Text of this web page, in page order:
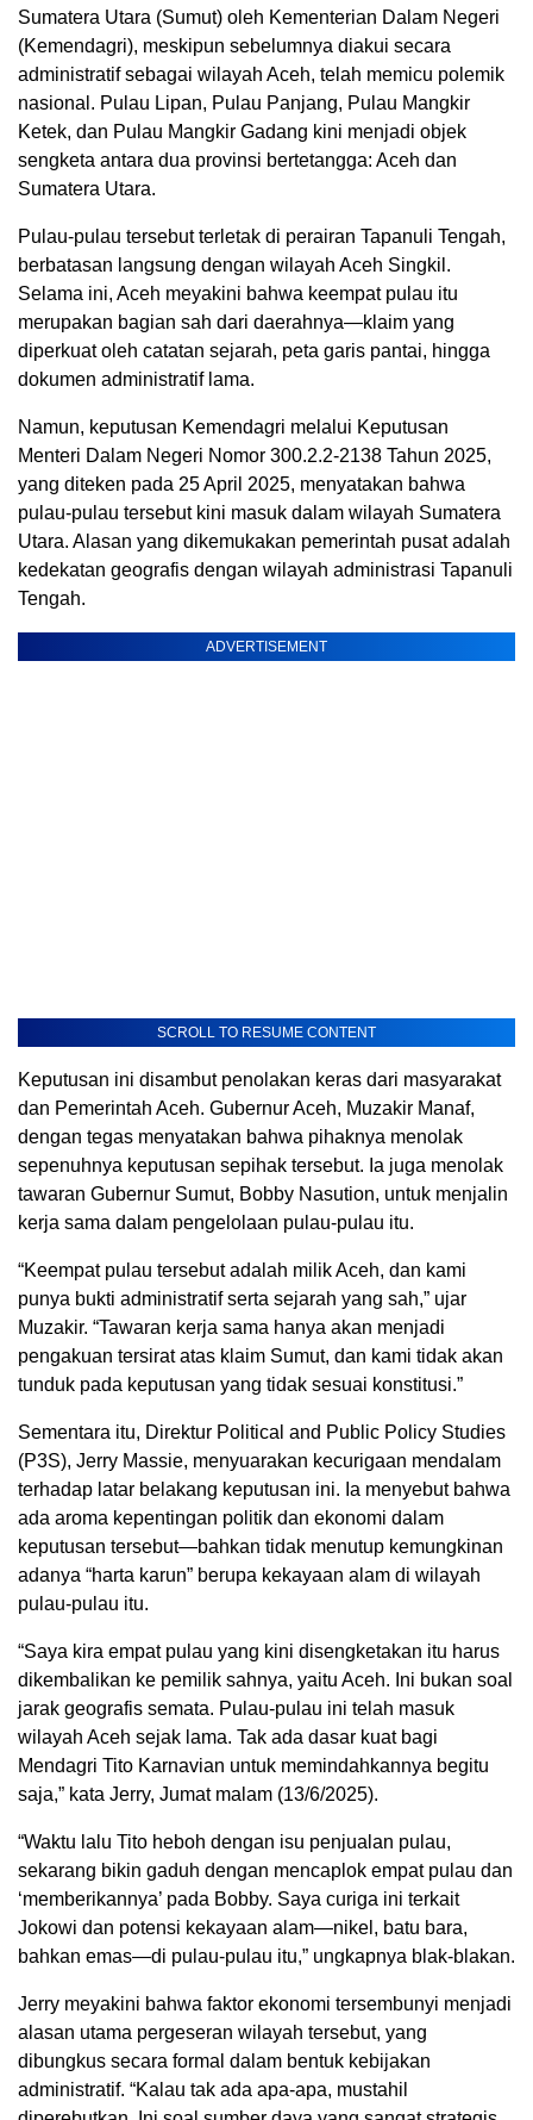
Sumatera Utara (Sumut) oleh Kementerian Dalam Negeri
(Kemendagri), meskipun sebelumnya diakui secara
administratif sebagai wilayah Aceh, telah memicu polemik
nasional. Pulau Lipan, Pulau Panjang, Pulau Mangkir
Ketek, dan Pulau Mangkir Gadang kini menjadi objek
sengketa antara dua provinsi bertetangga: Aceh dan
Sumatera Utara.
Pulau-pulau tersebut terletak di perairan Tapanuli Tengah,
berbatasan langsung dengan wilayah Aceh Singkil.
Selama ini, Aceh meyakini bahwa keempat pulau itu
merupakan bagian sah dari daerahnya—klaim yang
diperkuat oleh catatan sejarah, peta garis pantai, hingga
dokumen administratif lama.
Namun, keputusan Kemendagri melalui Keputusan
Menteri Dalam Negeri Nomor 300.2.2-2138 Tahun 2025,
yang diteken pada 25 April 2025, menyatakan bahwa
pulau-pulau tersebut kini masuk dalam wilayah Sumatera
Utara. Alasan yang dikemukakan pemerintah pusat adalah
kedekatan geografis dengan wilayah administrasi Tapanuli
Tengah.
ADVERTISEMENT
SCROLL TO RESUME CONTENT
Keputusan ini disambut penolakan keras dari masyarakat
dan Pemerintah Aceh. Gubernur Aceh, Muzakir Manaf,
dengan tegas menyatakan bahwa pihaknya menolak
sepenuhnya keputusan sepihak tersebut. Ia juga menolak
tawaran Gubernur Sumut, Bobby Nasution, untuk menjalin
kerja sama dalam pengelolaan pulau-pulau itu.
“Keempat pulau tersebut adalah milik Aceh, dan kami
punya bukti administratif serta sejarah yang sah,” ujar
Muzakir. “Tawaran kerja sama hanya akan menjadi
pengakuan tersirat atas klaim Sumut, dan kami tidak akan
tunduk pada keputusan yang tidak sesuai konstitusi.”
Sementara itu, Direktur Political and Public Policy Studies
(P3S), Jerry Massie, menyuarakan kecurigaan mendalam
terhadap latar belakang keputusan ini. Ia menyebut bahwa
ada aroma kepentingan politik dan ekonomi dalam
keputusan tersebut—bahkan tidak menutup kemungkinan
adanya “harta karun” berupa kekayaan alam di wilayah
pulau-pulau itu.
“Saya kira empat pulau yang kini disengketakan itu harus
dikembalikan ke pemilik sahnya, yaitu Aceh. Ini bukan soal
jarak geografis semata. Pulau-pulau ini telah masuk
wilayah Aceh sejak lama. Tak ada dasar kuat bagi
Mendagri Tito Karnavian untuk memindahkannya begitu
saja,” kata Jerry, Jumat malam (13/6/2025).
“Waktu lalu Tito heboh dengan isu penjualan pulau,
sekarang bikin gaduh dengan mencaplok empat pulau dan
‘memberikannya’ pada Bobby. Saya curiga ini terkait
Jokowi dan potensi kekayaan alam—nikel, batu bara,
bahkan emas—di pulau-pulau itu,” ungkapnya blak-blakan.
Jerry meyakini bahwa faktor ekonomi tersembunyi menjadi
alasan utama pergeseran wilayah tersebut, yang
dibungkus secara formal dalam bentuk kebijakan
administratif. “Kalau tak ada apa-apa, mustahil